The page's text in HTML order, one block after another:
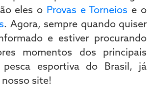
eles o Provas e Torneios e o
. Agora, sempre quando quiser
e estiver procurando
momentos dos principais
esportiva do Brasil, já
nosso site!